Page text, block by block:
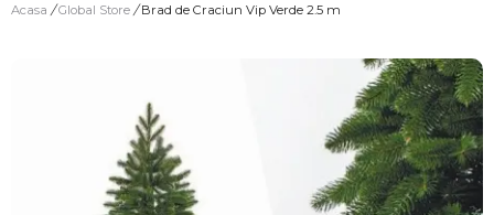
Acasa / Global Store / Brad de Craciun Vip Verde 2.5 m